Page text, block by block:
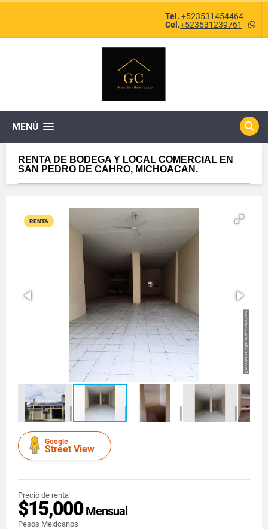
Tel. +523531454464
Cel.+523531239761 -
MENÚ
RENTA DE BODEGA Y LOCAL COMERCIAL EN
SAN PEDRO DE CAHRO, MICHOACAN.
RENTA
Google
Street View
Precio de renta
$15,000Mensual
Pesos Mexicanos